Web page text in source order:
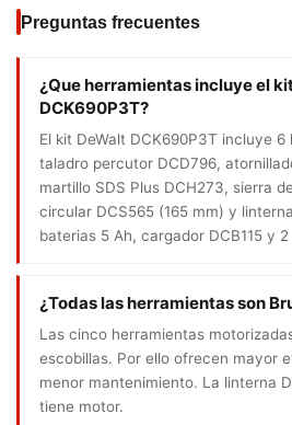
Preguntas frecuentes
¿Que herramientas incluye el
DCK690P3T?
El kit DeWalt DCK690P3T incluye 6
taladro percutor DCD796,
martillo SDS Plus DCH273, sierra
circular DCS565 (165 mm) y
baterias 5 Ah, cargador DCB115 y
¿Todas las herramientas son
Las cinco herramientas
escobillas. Por ello ofrecen mayor
menor mantenimiento. La linterna
tiene motor.